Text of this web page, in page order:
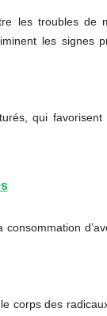
les troubles de
les signes
qui
corps des